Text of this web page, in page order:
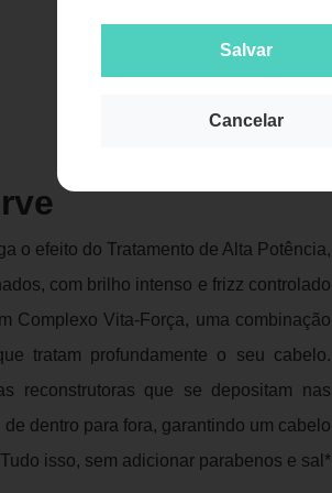
Salvar
Cancelar
o efeito do Tratamento de Alta Potência,
com brilho intenso e frizz controlado
Complexo Vita-Força, uma combinação
tratam profundamente o seu cabelo.
reconstrutoras que se depositam nas
dentro para fora, garantindo um cabelo
isso, sem adicionar parabenos e sal*